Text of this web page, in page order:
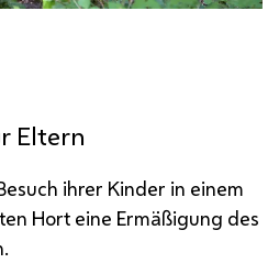
Eltern
ihrer Kinder in einem
Hort eine Ermäßigung des